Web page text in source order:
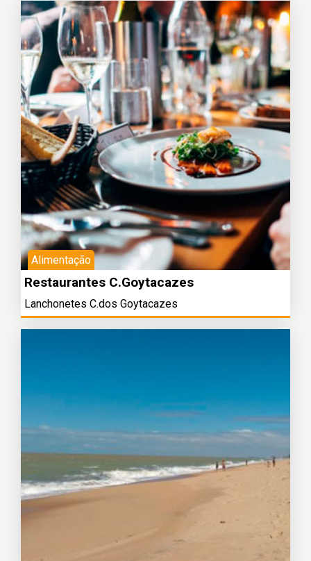
Alimentação
Restaurantes C.Goytacazes
Lanchonetes C.dos Goytacazes